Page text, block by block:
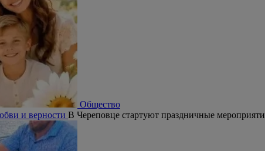
Общество
и верности В Череповце стартуют праздничные